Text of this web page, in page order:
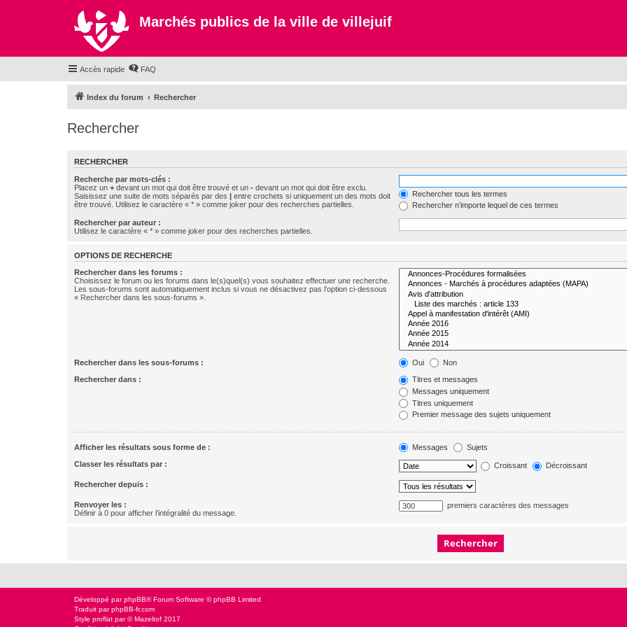
Marchés publics de la ville de villejuif
Accès rapide FAQ
Index du forum Rechercher
Rechercher
RECHERCHER
Recherche par mots-clés :
Placez un + devant un mot qui doit être trouvé et un - devant un mot qui doit être exclu.
Saisissez une suite de mots séparés par des | entre crochets si uniquement un des mots doit
être trouvé. Utilisez le caractère « * » comme joker pour des recherches partielles.
Rechercher tous les termes
Rechercher n’importe lequel de ces termes
Rechercher par auteur :
Utilisez le caractère « * » comme joker pour des recherches partielles.
OPTIONS DE RECHERCHE
Rechercher dans les forums :
Choisissez le forum ou les forums dans le(s)quel(s) vous souhaitez effectuer une recherche.
Les sous-forums sont automatiquement inclus si vous ne désactivez pas l’option ci-dessous
« Rechercher dans les sous-forums ».
Rechercher dans les sous-forums : Oui Non
Rechercher dans :
Titres et messages
Messages uniquement
Titres uniquement
Premier message des sujets uniquement
Afficher les résultats sous forme de : Messages Sujets
Classer les résultats par : Croissant Décroissant
Rechercher depuis :
Renvoyer les :
Définir à 0 pour afficher l’intégralité du message.
premiers caractères des messages
Développé parphpBB® Forum Software © phpBB Limited
Traduit parphpBB-fr.com
Style proflat par © Mazeltof 2017